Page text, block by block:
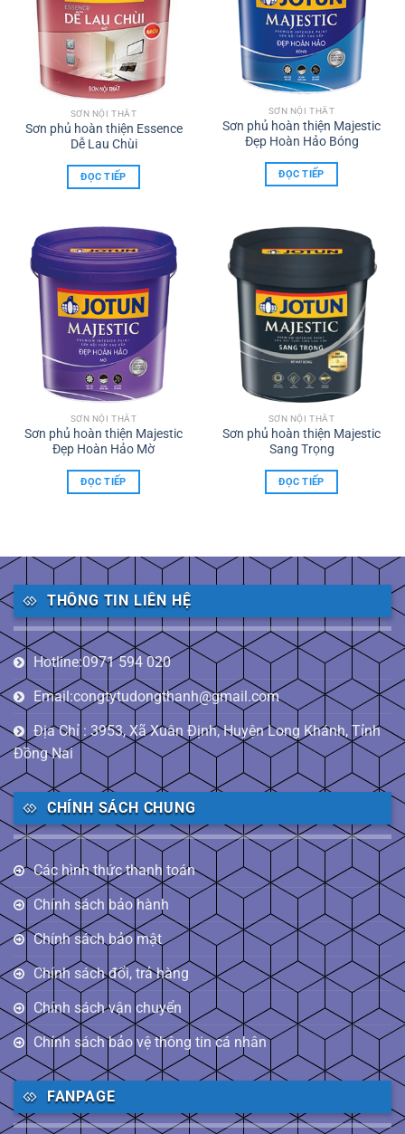
SƠN NỘI THẤT
Sơn phủ hoàn thiện Essence
Dễ Lau Chùi
ĐỌC TIẾP
SƠN NỘI THẤT
Sơn phủ hoàn thiện Majestic
Đẹp Hoàn Hảo Bóng
ĐỌC TIẾP
SƠN NỘI THẤT
Sơn phủ hoàn thiện Majestic
Đẹp Hoàn Hảo Mờ
ĐỌC TIẾP
SƠN NỘI THẤT
Sơn phủ hoàn thiện Majestic
Sang Trọng
ĐỌC TIẾP
THÔNG TIN LIÊN HỆ
Hotline:0971 594 020
Email:congtytudongthanh@gmail.com
Địa Chỉ : 3953, Xã Xuân Định, Huyện Long Khánh, Tỉnh
Đồng Nai
CHÍNH SÁCH CHUNG
Các hình thức thanh toán
Chính sách bảo hành
Chính sách bảo mật
Chính sách đổi, trả hàng
Chính sách vận chuyển
Chính sách bảo vệ thông tin cá nhân
FANPAGE